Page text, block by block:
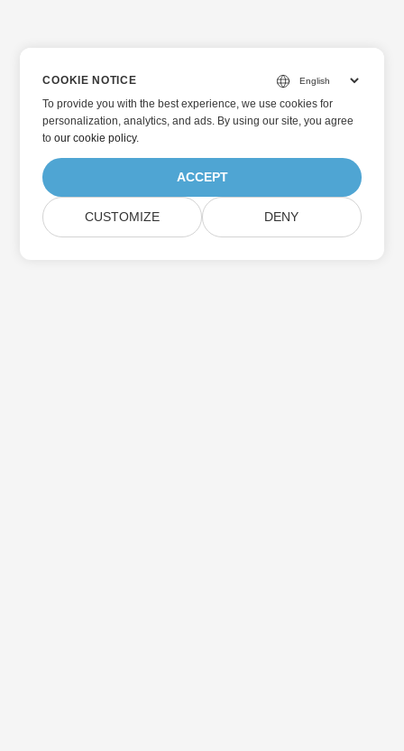
COOKIE NOTICE
To provide you with the best experience, we use cookies for
personalization, analytics, and ads. By using our site, you agree
toour cookie policy.
ACCEPT
CUSTOMIZE DENY